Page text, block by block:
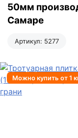
50мм
Самаре
Артикул: 5277
Можно купить от 1